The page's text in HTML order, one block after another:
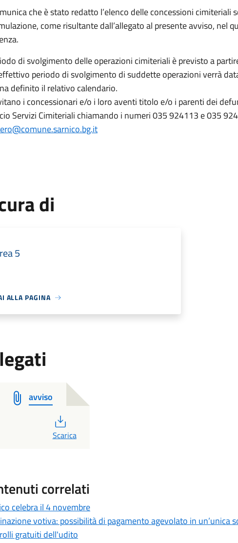
che è stato redatto l’elenco delle concessioni cimiteriali
come risultante dall’allegato al presente avviso, nel
di svolgimento delle operazioni cimiteriali è previsto a
periodo di svolgimento di suddette operazioni verrà
definito il relativo calendario.
i concessionari e/o i loro aventi titolo e/o i parenti dei
Servizi Cimiteriali chiamando i numeri 035 924113 e 035
di
5
ALLA PAGINA
avviso
PDF
Scarica
correlati
celebra il 4 novembre
votiva: possibilità di pagamento agevolato in un’unica
gratuiti dell'udito